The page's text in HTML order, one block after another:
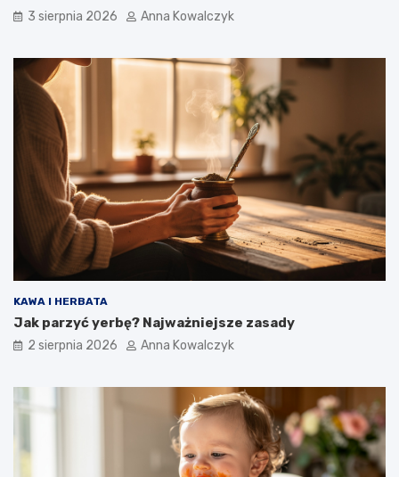
3 sierpnia 2026 Anna Kowalczyk
KAWA I HERBATA
Jak parzyć yerbę? Najważniejsze zasady
2 sierpnia 2026 Anna Kowalczyk